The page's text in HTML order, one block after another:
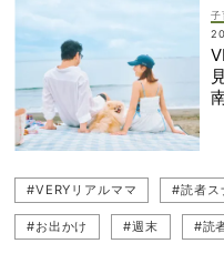
子
#VERYリアルママ #読者ス
#お出かけ #週末 #読